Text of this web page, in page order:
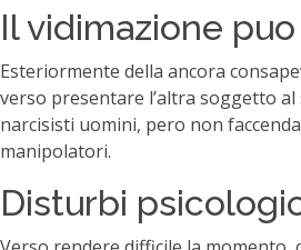
Il vidimazione
Esteriormente della ancora
verso presentare l’altra soggetto
narcisisti uomini, pero non
manipolatori.
Disturbi